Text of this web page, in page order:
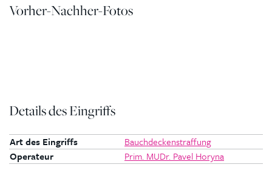
Vorher-Nachher-Fotos
Details des Eingriffs
Art des Eingriffs
Bauchdeckenstraffung
Operateur
Prim. MUDr. Pavel Horyna